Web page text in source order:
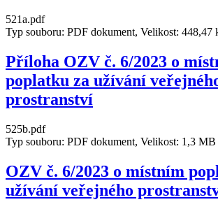
521a.pdf
Typ souboru: PDF dokument, Velikost: 448,47
Příloha OZV č. 6/2023 o
poplatku za užívání
prostranství
525b.pdf
Typ souboru: PDF dokument, Velikost: 1,3 MB
OZV č. 6/2023 o místním
užívání veřejného